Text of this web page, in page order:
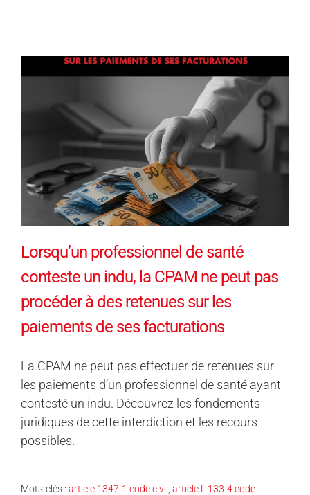
Lorsqu’un professionnel de santé
conteste un indu, la CPAM ne peut pas
procéder à des retenues sur les
paiements de ses facturations
La CPAM ne peut pas effectuer de retenues sur
les paiements d’un professionnel de santé ayant
contesté un indu. Découvrez les fondements
juridiques de cette interdiction et les recours
possibles.
Mots-clés : article 1347-1 code civil article L 133-4 code